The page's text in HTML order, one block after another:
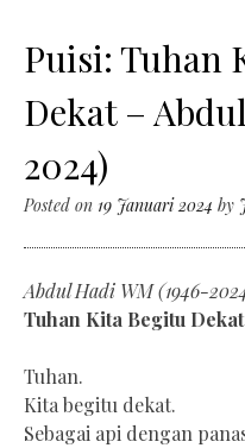
Puisi: Tuhan
Dekat –
2024)
Posted on 19 Januari 2024 by
Abdul Hadi WM (1946-
Tuhan Kita Begitu Dekat
Tuhan.
Kita begitu dekat.
Sebagai api dengan